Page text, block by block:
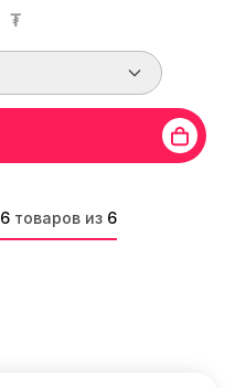
₮
6товаров из 6